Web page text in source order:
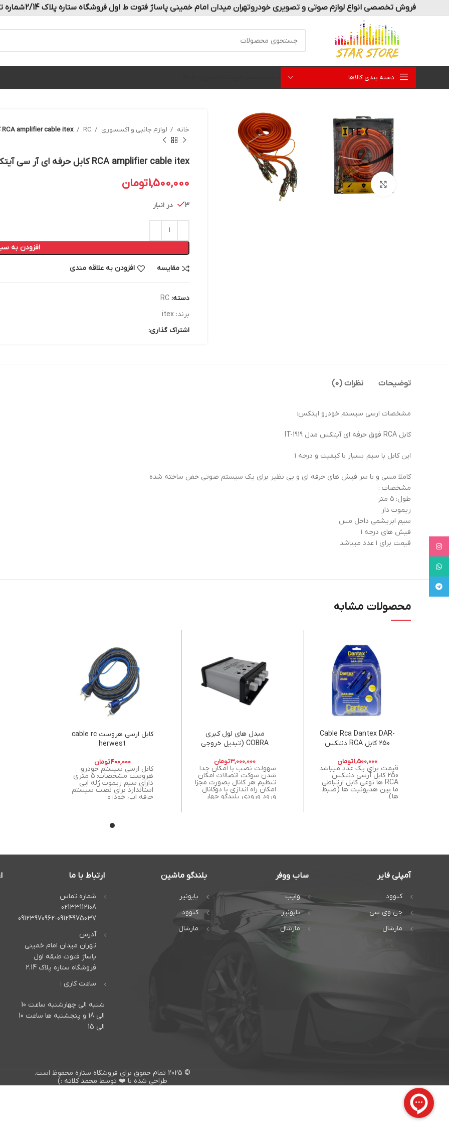
فروش تخصصی انواع لوازم صوتی و تصویری خودروتهران میدان امام خمینی پاساژ فتوت ط اول فروشگاه ستاره پلاک 2/14 شماره
دسته بندی کالاها
بزرگنمایی تصویر
خانه لوازم جانبی و اکسسوری RC RCA amplifier cable itex کابل حرفه ای آر سی آیتکس IT-1919
RCA amplifier cable itex کابل حرفه ای آر سی آیتکس IT-1919
1,500,000تومان
3 در انبار
افزودن به
مقایسه افزودن به علاقه مندی
دسته: RC
برند:itex
اشتراک گذاری:
توضیحات نظرات (0)
مشخصات ارسی سیستم خودرو ایتکس:
کابل RCA فوق حرفه ای آیتکس مدل IT-1919
این کابل با سیم بسیار با کیفیت و درجه ۱
کاملا مسی و با سر فیش های حرفه ای و بی نظیر برای یک سیستم صوتی خفن ساخته شده
مشخصات :
طول: ۵ متر
ریموت دار
سیم ابریشمی داخل مس
فیش های درجه ۱
قیمت برای ۱ عدد میباشد
محصولات مشابه
Cable Rca Dantex DAR-
250 کابل RCA دنتکس
1,500,000تومان
قیمت برای یک عدد میباشد
250 کابل آرسی دنتکس
RCA ها نوعی کابل ارتباطی
ما بین هدیونیت ها (ضبط
ها)
مبدل های لول کبری
COBRA (تبدیل خروجی
3,000,000تومان
سهولت نصب با امکان جدا
شدن سوکت اتصالات امکان
تنظیم هر کانال بصورت مجزا
امکان راه اندازی با دوکانال
ورود ورودی بلندگو چهار
کابل ارسی هروست cable rc
herwest
400,000تومان
کابل ارسی سیستم خودرو
هروست مشخصات: ۵ متری
دارای سیم ریموت ژله ایی
استاندارد برای نصب سیستم
حرفه ایی خودرو
آمپلی فایر
کنوود
جی وی سی
مارشال
ساب ووفر
وایب
پایونیر
مارشال
بلندگو ماشین
پایونیر
کنوود
مارشال
ارتباط با ما
شماره تماس
02133112108
09123970962-09124975037
آدرس
تهران میدان امام خمینی
پاساژ فتوت طبقه اول
فروشگاه ستاره پلاک 2.14
ساعت کاری :
شنبه الی چهارشنبه ساعت 10
الی 18 و پنجشنبه ها ساعت 10
الی 15
© 2025 تمام حقوق برای فروشگاه ستاره محفوظ است.
طراحی شده با ❤️ توسط محمد کلاته :)
Instagram